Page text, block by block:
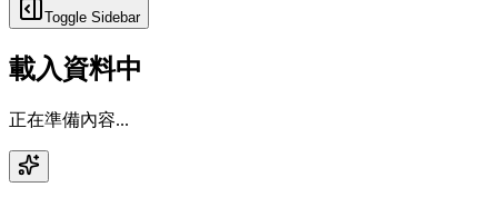
Toggle Sidebar
載入資料中
正在準備內容...